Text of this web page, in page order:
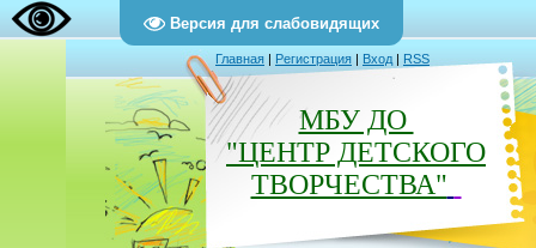
Версия для слабовидящих
Главная | Регистрация | Вход | RSS
МБУ ДО
"ЦЕНТР ДЕТСКОГО
ТВОРЧЕСТВА"